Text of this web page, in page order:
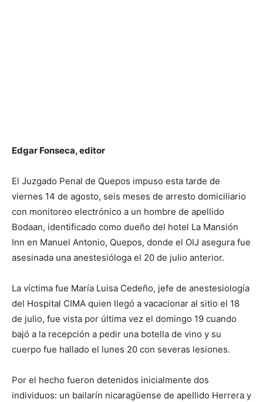
Edgar Fonseca, editor
El Juzgado Penal de Quepos impuso esta tarde de
viernes 14 de agosto, seis meses de arresto domiciliario
con monitoreo electrónico a un hombre de apellido
Bodaan, identificado como dueño del hotel La Mansión
Inn en Manuel Antonio, Quepos, donde el OIJ asegura fue
asesinada una anestesióloga el 20 de julio anterior.
La víctima fue María Luisa Cedeño, jefe de anestesiología
del Hospital CIMA quien llegó a vacacionar al sitio el 18
de julio, fue vista por última vez el domingo 19 cuando
bajó a la recepción a pedir una botella de vino y su
cuerpo fue hallado el lunes 20 con severas lesiones.
Por el hecho fueron detenidos inicialmente dos
individuos: un bailarín nicaragüense de apellido Herrera y